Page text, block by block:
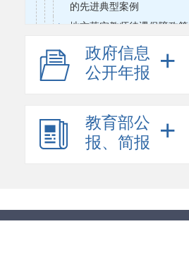
的先进典型案例
地方落实教师待遇保障政策
师德建设
教师校长管理
思想政治工作
教育信息化
科学研究
政府信息
公开年报
+
教育部公
报、简报
+